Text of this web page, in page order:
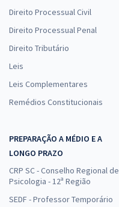
Direito Processual Civil
Direito Processual Penal
Direito Tributário
Leis
Leis Complementares
Remédios Constitucionais
PREPARAÇÃO A MÉDIO E A
LONGO PRAZO
CRP SC - Conselho Regional de
Psicologia - 12ª Região
SEDF - Professor Temporário